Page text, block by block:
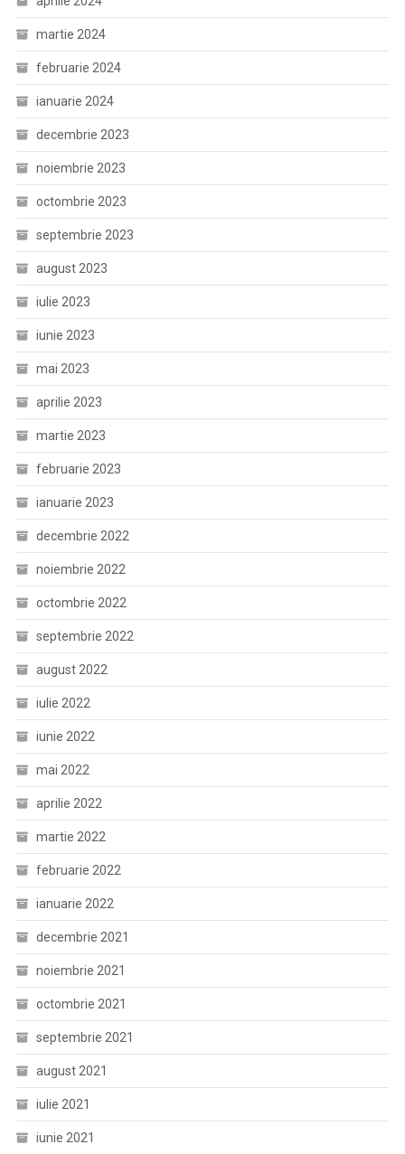
martie 2024
februarie 2024
ianuarie 2024
decembrie 2023
noiembrie 2023
octombrie 2023
septembrie 2023
august 2023
iulie 2023
iunie 2023
mai 2023
aprilie 2023
martie 2023
februarie 2023
ianuarie 2023
decembrie 2022
noiembrie 2022
octombrie 2022
septembrie 2022
august 2022
iulie 2022
iunie 2022
mai 2022
aprilie 2022
martie 2022
februarie 2022
ianuarie 2022
decembrie 2021
noiembrie 2021
octombrie 2021
septembrie 2021
august 2021
iulie 2021
iunie 2021